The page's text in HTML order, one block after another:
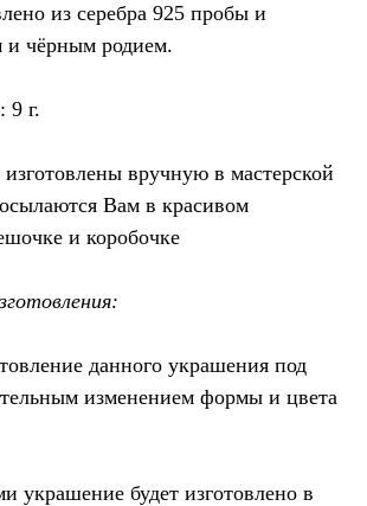
из серебра 925 пробы и
и чёрным родием.
9 г.
вручную в мастерской
Вам в красивом
и коробочке
данного украшения под
изменением формы и цвета
украшение будет изготовлено в